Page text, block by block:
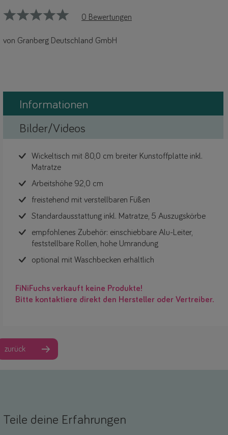
0 Bewertungen
von Granberg Deutschland GmbH
Informationen
Bilder/Videos
Wickeltisch mit 80,0 cm breiter Kunstoffplatte inkl.
Matratze
Arbeitshöhe 92,0 cm
freistehend mit verstellbaren Füßen
Standardausstattung inkl. Matratze, 5 Auszugskörbe
empfohlenes Zubehör: einschiebbare Alu-Leiter,
feststellbare Rollen, hohe Umrandung
optional mit Waschbecken erhältlich
FiNiFuchs verkauft keine Produkte!
Bitte kontaktiere direkt den Hersteller oder Vertreiber.
zurück
Teile deine Erfahrungen